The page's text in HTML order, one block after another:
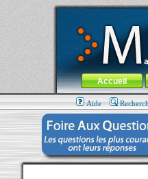
MacBook-fr.com : 100%
Aller au contenu-Aller
Menu général
Accueil
Aide